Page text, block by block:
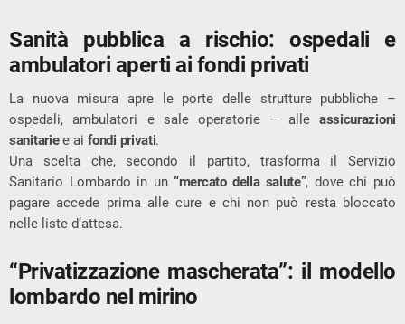
Sanità pubblica a rischio: ospedali e
ambulatori aperti ai fondi privati
La nuova misura apre le porte delle strutture pubbliche –
ospedali, ambulatori e sale operatorie – alle assicurazioni
sanitariee aifondi privati.
Una scelta che, secondo il partito, trasforma il Servizio
Sanitario Lombardo in un“mercato della salute”, dove chi può
pagare accede prima alle cure e chi non può resta bloccato
nelle liste d’attesa.
“Privatizzazione mascherata”: il modello
lombardo nel mirino